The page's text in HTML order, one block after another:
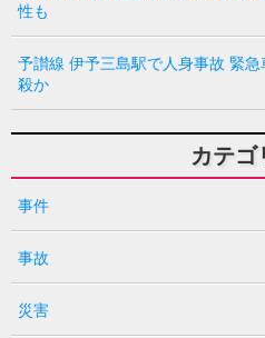
性も
予讃線 伊予三島駅で人身事故 緊
殺か
カテゴ
事件
事故
災害